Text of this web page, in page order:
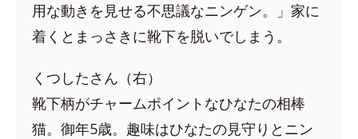
用な動きを見せる不思議なニンゲン。」家に
着くとまっさきに靴下を脱いでしまう。
くつしたさん（右）
靴下柄がチャームポイントなひなたの相棒
猫。御年5歳。趣味はひなたの見守りとニン